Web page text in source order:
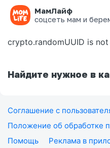
МамЛайф
соцсеть мам и
Ошибка на
crypto.randomUUID is
Найдите нужное в
Соглашение с
Положение об обработке
Помощь
Реклама в